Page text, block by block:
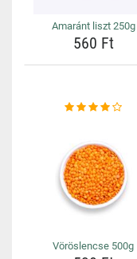
Amaránt liszt 250g
560 Ft
Vöröslencse 500g